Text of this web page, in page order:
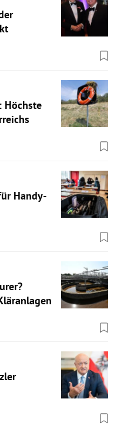
Höchste
Handy-